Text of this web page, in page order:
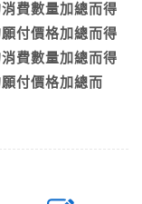
費數量加總而得
付價格加總而得
費數量加總而得
付價格加總而